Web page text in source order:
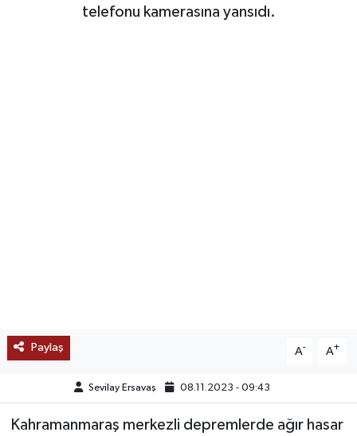
telefonu kamerasına yansıdı.
Paylaş A- A+
Sevilay Ersavaş 08.11.2023 - 09:43
Kahramanmaraş merkezli depremlerde ağır hasar
EKONOMİ
DÜNYA
TREND
MEDYA
Tüm Manşetler